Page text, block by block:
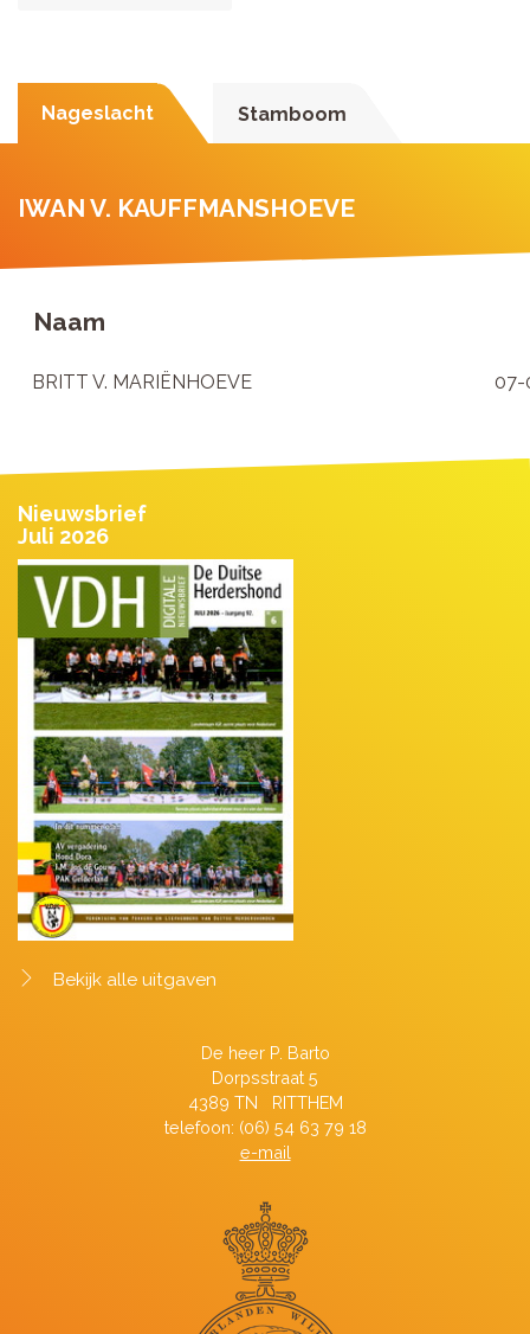
Nageslacht Stamboom
IWAN V. KAUFFMANSHOEVE
Naam
BRITT V. MARIËNHOEVE 07-
Nieuwsbrief
Juli 2026
Bekijk alle uitgaven
De heer P. Barto
Dorpsstraat 5
4389 TN RITTHEM
telefoon: (06) 54 63 79 18
e-mail